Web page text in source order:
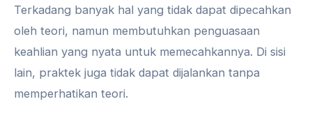
Terkadang banyak hal yang tidak dapat dipecahkan
oleh teori, namun membutuhkan penguasaan
keahlian yang nyata untuk memecahkannya. Di sisi
lain, praktek juga tidak dapat dijalankan tanpa
memperhatikan teori.